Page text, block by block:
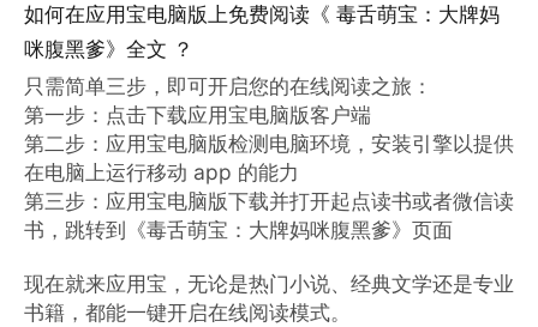
如何在应用宝电脑版上免费阅读《 毒舌萌宝：大牌妈
咪腹黑爹》全文 ？
只需简单三步，即可开启您的在线阅读之旅：
第一步：点击下载应用宝电脑版客户端
第二步：应用宝电脑版检测电脑环境，安装引擎以提供
在电脑上运行移动 app 的能力
第三步：应用宝电脑版下载并打开起点读书或者微信读
书，跳转到《毒舌萌宝：大牌妈咪腹黑爹》页面
现在就来应用宝，无论是热门小说、经典文学还是专业
书籍，都能一键开启在线阅读模式。